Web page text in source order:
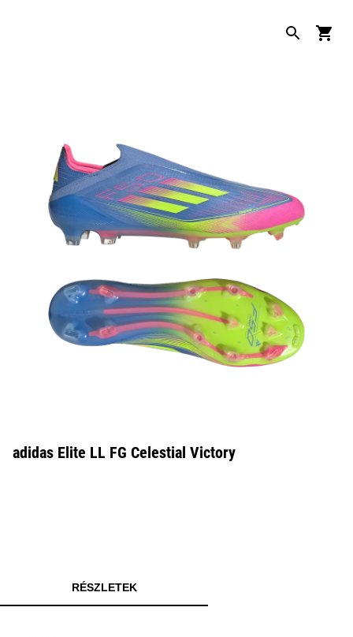
adidas Elite LL FG Celestial Victory
RÉSZLETEK